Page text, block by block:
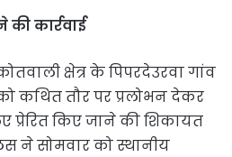
कार्रवाई
क्षेत्र के पिपरदेउरवा गांव
कथित तौर पर प्रलोभन देकर
प्रेरित किए जाने की शिकायत
ने सोमवार को स्थानीय